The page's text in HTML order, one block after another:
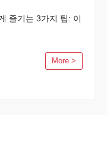
즐기는 3가지 팁: 이
More >